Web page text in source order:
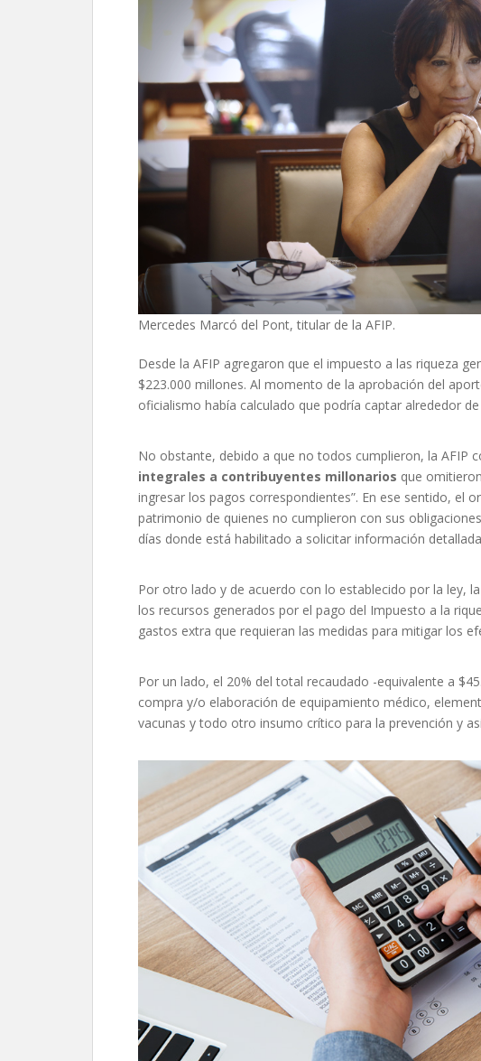
Mercedes Marcó del Pont, titular de la AFIP.
Desde la AFIP agregaron que el impuesto a las riqueza
$223.000 millones. Al momento de la aprobación del
oficialismo había calculado que podría captar alrededor
No obstante, debido a que no todos cumplieron, la AFIP
integrales a contribuyentes millonarios que
ingresar los pagos correspondientes”. En ese sentido, el
patrimonio de quienes no cumplieron con sus
días donde está habilitado a solicitar información
Por otro lado y de acuerdo con lo establecido por la ley,
los recursos generados por el pago del Impuesto a la
gastos extra que requieran las medidas para mitigar los
Por un lado, el 20% del total recaudado -equivalente a
compra y/o elaboración de equipamiento médico,
vacunas y todo otro insumo crítico para la prevención y